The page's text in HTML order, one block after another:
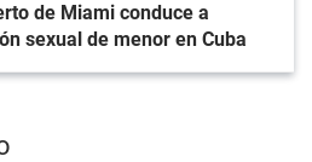
de Miami conduce a
sexual de menor en Cuba